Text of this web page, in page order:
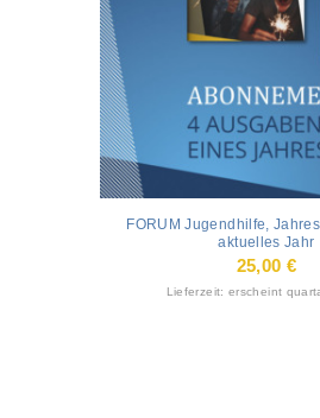
FORUM Jugendhilfe,
aktuelles Jahr
25,00 €
Lieferzeit: erscheint